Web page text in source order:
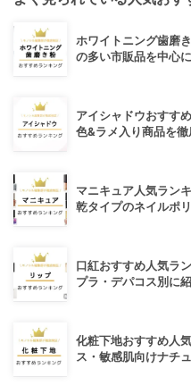
ホワイトニング歯磨
の多い市販品を中心に
アイシャドウおすす
色&ラメ入り商品を徹
マニキュア人気ラン
乾タイプのネイルポ
口紅おすすめ人気ラ
プラ・デパコス別に紹
化粧下地おすすめ人
ス・敏感肌向けナチ